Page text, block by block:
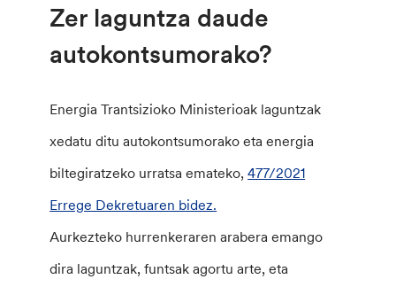
Zer laguntza daude
autokontsumorako?
Energia Trantsizioko Ministerioak laguntzak
xedatu ditu autokontsumorako eta energia
biltegiratzeko urratsa emateko,477/2021
Errege Dekretuaren bidez.
Aurkezteko hurrenkeraren arabera emango
dira laguntzak, funtsak agortu arte, eta